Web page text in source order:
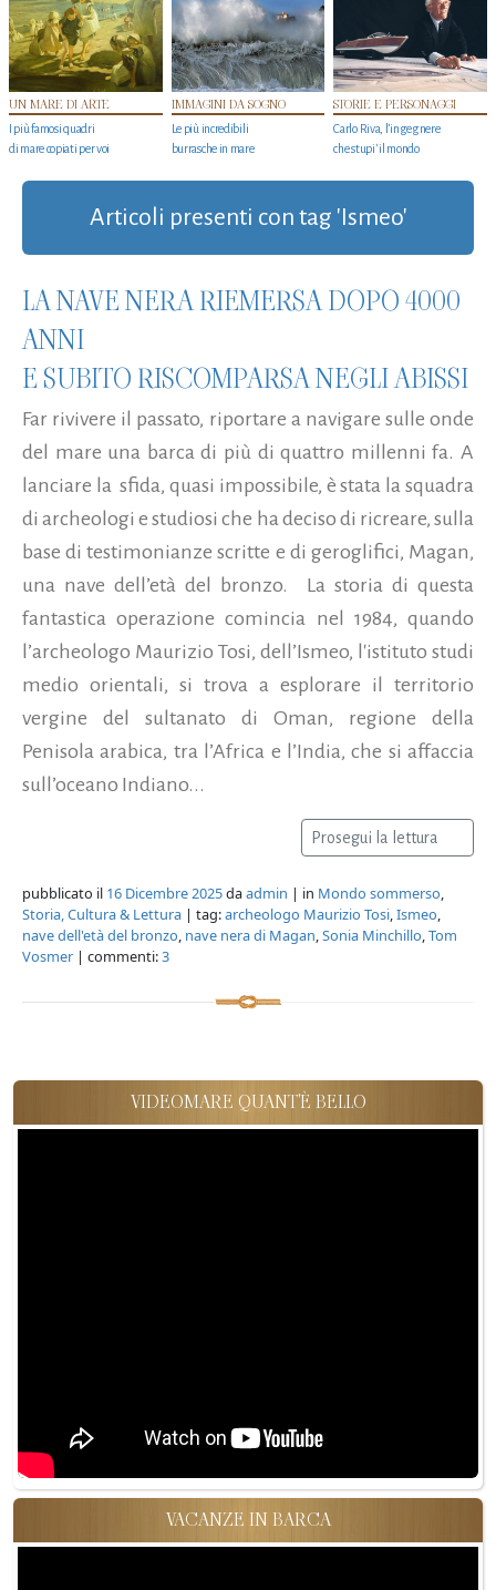
UN MARE DI ARTE
I più famosi quadri
di mare copiati per voi
IMMAGINI DA SOGNO
Le più incredibili
burrasche in mare
STORIE E PERSONAGGI
Carlo Riva, l’ingegnere
che stupi' il mondo
Articoli presenti con tag 'Ismeo'
LA NAVE NERA RIEMERSA DOPO 4000
ANNI
E SUBITO RISCOMPARSA NEGLI ABISSI
Far rivivere il passato, riportare a navigare sulle onde
del mare una barca di più di quattro millenni fa. A
lanciare la sfida, quasi impossibile, è stata la squadra
di archeologi e studiosi che ha deciso di ricreare, sulla
base di testimonianze scritte e di geroglifici, Magan,
una nave dell’età del bronzo. La storia di questa
fantastica operazione comincia nel 1984, quando
l’archeologo Maurizio Tosi, dell’Ismeo, l'istituto studi
medio orientali, si trova a esplorare il territorio
vergine del sultanato di Oman, regione della
Penisola arabica, tra l’Africa e l’India, che si affaccia
sull’oceano Indiano...
Prosegui la lettura
pubblicato il 16 Dicembre 2025daadmin | in Mondo sommerso,
Storia, Cultura & Lettura | tag:archeologo Maurizio Tosi,Ismeo,
nave dell'età del bronzo, nave nera di Magan,Sonia Minchillo,Tom
Vosmer | commenti:3
VIDEOMARE QUANT'È BELLO
VACANZE IN BARCA